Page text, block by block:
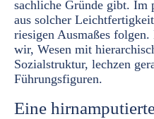
sachliche Gründe gibt. Im
aus solcher
riesigen Ausmaßes
wir, Wesen mit
Sozialstruktur, lechzen
Führungsfiguren.
Eine